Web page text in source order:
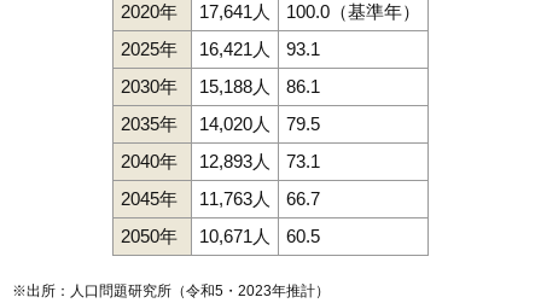
2020年 17,641人
100.0（基準年）
2025年
16,421人
93.1
2030年
15,188人
86.1
2035年
14,020人
79.5
2040年
12,893人
73.1
2045年
11,763人
66.7
2050年
10,671人 60.5
※出所：人口問題研究所（令和5・2023年推計）